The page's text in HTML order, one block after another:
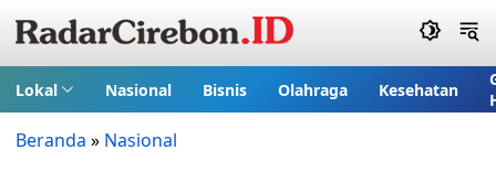
Lokal Nasional Bisnis Olahraga Kesehatan
Beranda » Nasional